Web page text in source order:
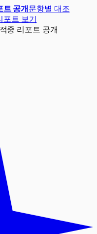
트 공개 문항별 대조
포트 보기
중 리포트 공개